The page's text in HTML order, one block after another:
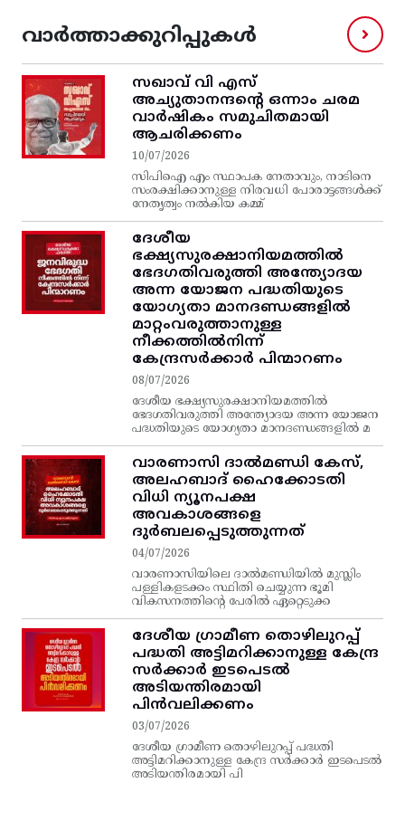
വാർത്താക്കുറിപ്പുകൾ
സഖാവ് വി എസ്‌
അച്യുതാനന്ദന്റെ ഒന്നാം ചരമ
വാര്‍ഷികം സമുചിതമായി
ആചരിക്കണം
10/07/2026
സിപിഐ എം സ്ഥാപക നേതാവും, നാടിനെ
സംരക്ഷിക്കാനുള്ള നിരവധി പോരാട്ടങ്ങള്‍ക്ക്‌
നേതൃത്വം നല്‍കിയ കമ്മ്
ദേശീയ
ഭക്ഷ്യസുരക്ഷാനിയമത്തിൽ
ഭേദഗതിവരുത്തി അന്ത്യോദയ
അന്ന യോജന പദ്ധതിയുടെ
യോഗ്യതാ മാനദണ്ഡങ്ങളിൽ
മാറ്റംവരുത്താനുള്ള
നീക്കത്തിൽനിന്ന്‌
കേന്ദ്രസർക്കാർ പിന്മാറണം
08/07/2026
ദേശീയ ഭക്ഷ്യസുരക്ഷാനിയമത്തിൽ
ഭേദഗതിവരുത്തി അന്ത്യോദയ അന്ന യോജന
പദ്ധതിയുടെ യോഗ്യതാ മാനദണ്ഡങ്ങളിൽ മ
വാരണാസി ദാൽമണ്ഡി കേസ്,
അലഹബാദ് ഹൈക്കോടതി
വിധി ന്യൂനപക്ഷ
അവകാശങ്ങളെ
ദുർബലപ്പെടുത്തുന്നത്
04/07/2026
വാരണാസിയിലെ ദാൽമണ്ഡിയിൽ മുസ്ലിം
പള്ളികളടക്കം സ്ഥിതി ചെയ്യുന്ന ഭൂമി
വികസനത്തിന്റെ പേരിൽ ഏറ്റെടുക്ക
ദേശീയ ഗ്രാമീണ തൊഴിലുറപ്പ്‌
പദ്ധതി അട്ടിമറിക്കാനുള്ള കേന്ദ്ര
സര്‍ക്കാര്‍ ഇടപെടല്‍
അടിയന്തിരമായി
പിന്‍വലിക്കണം
03/07/2026
ദേശീയ ഗ്രാമീണ തൊഴിലുറപ്പ്‌ പദ്ധതി
അട്ടിമറിക്കാനുള്ള കേന്ദ്ര സര്‍ക്കാര്‍ ഇടപെടല്‍
അടിയന്തിരമായി പി